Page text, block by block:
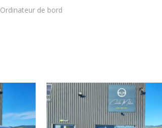
Ordinateur de bord